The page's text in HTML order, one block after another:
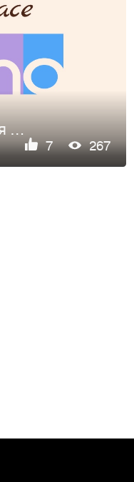
Фирменный стиль для кофейни «My Place Soho»
7 267